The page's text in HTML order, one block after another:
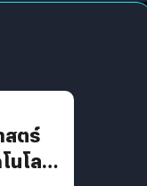
สตร์
นโลยี